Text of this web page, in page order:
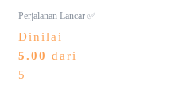
Perjalanan Lancar ✅
Dinilai
5.00 dari
5